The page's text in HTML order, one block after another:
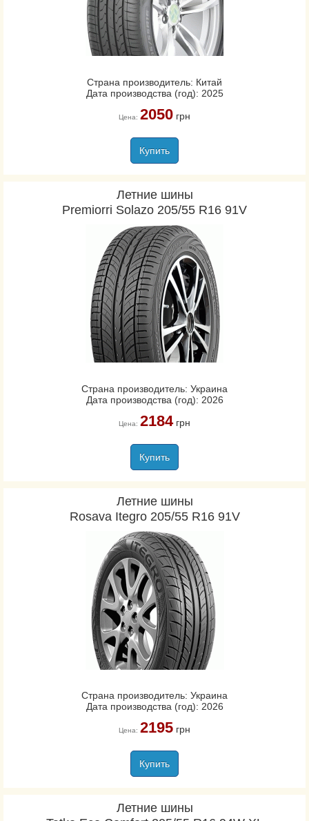
Страна производитель: Китай
Дата производства (год): 2025
Цена: 2050грн
Купить
Летние шины
Premiorri Solazo 205/55 R16 91V
Страна производитель: Украина
Дата производства (год): 2026
Цена: 2184грн
Купить
Летние шины
Rosava Itegro 205/55 R16 91V
Страна производитель: Украина
Дата производства (год): 2026
Цена: 2195грн
Купить
Летние шины